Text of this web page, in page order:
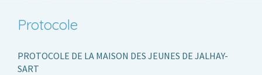
Protocole
PROTOCOLE DE LA MAISON DES JEUNES DE JALHAY-
SART